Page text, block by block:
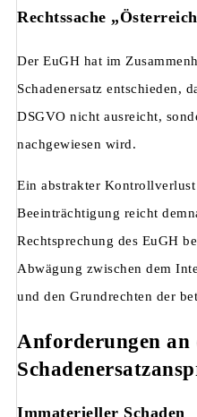
Rechtssache
Der EuGH hat im
Schadenersatz entschieden,
DSGVO nicht ausreicht,
nachgewiesen wird.
Ein abstrakter Kontrollverlust
Beeinträchtigung reicht
Rechtsprechung des EuGH
Abwägung zwischen dem
und den Grundrechten der
Anforderungen an
Immaterieller Schaden